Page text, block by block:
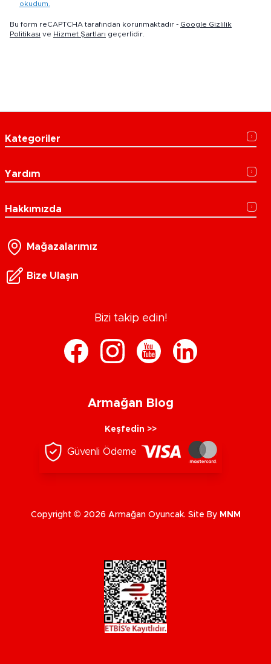
okudum.
Bu form reCAPTCHA tarafından korunmaktadır - Google Gizlilik
Politikası ve Hizmet Şartları geçerlidir.
Kategoriler
Yardım
Hakkımızda
Mağazalarımız
Bize Ulaşın
Bizi takip edin!
Armağan Blog
Keşfedin >>
Güvenli Ödeme
Copyright © 2026 Armağan Oyuncak. Site By MNM